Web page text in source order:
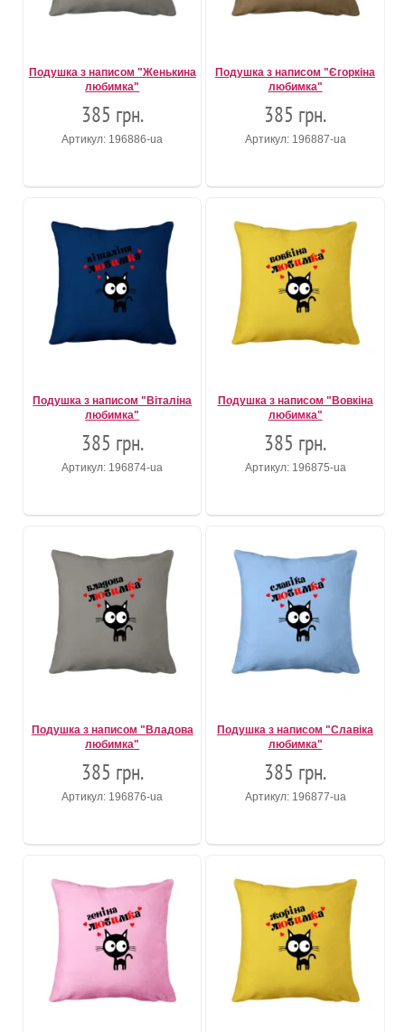
Подушка з написом "Женькина
любимка"
385 грн.
Артикул: 196886-ua
Подушка з написом "Єгоркіна
любимка"
385 грн.
Артикул: 196887-ua
Подушка з написом "Віталіна
любимка"
385 грн.
Артикул: 196874-ua
Подушка з написом "Вовкіна
любимка"
385 грн.
Артикул: 196875-ua
Подушка з написом "Владова
любимка"
385 грн.
Артикул: 196876-ua
Подушка з написом "Славіка
любимка"
385 грн.
Артикул: 196877-ua